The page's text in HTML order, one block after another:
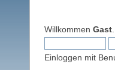
Willkommen Gast
Einloggen mit